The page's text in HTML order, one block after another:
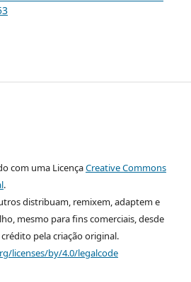
com uma LicençaCreative Commons
.
distribuam, remixem, adaptem e
mesmo para fins comerciais, desde
pela criação original.
licenses/by/4.0/legalcode